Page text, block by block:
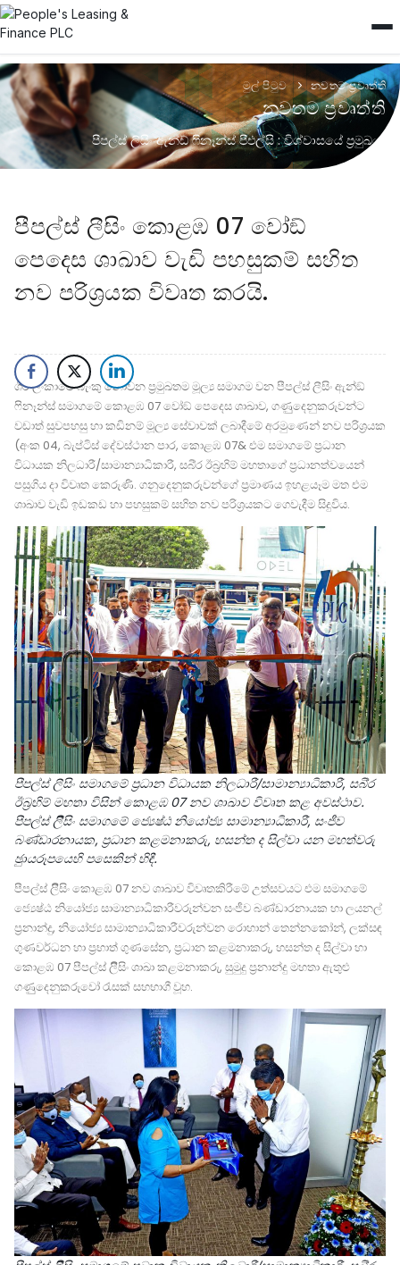
මුල් පිටුව නවතම ප්‍රවෘත්ති
නවතම ප්‍රවෘත්ති
පීපල්ස් ලිසිං ඇන්ඩ් ෆිනෑන්ස් පීඑල්සි : විශ්වාසයේ ප්‍රමුඛයා
පීපල්ස් ලීසිං කොළඹ 07 වෝඞ්
පෙදෙස ශාඛාව වැඩි පහසුකම් සහිත
නව පරිශ‍්‍රයක විවෘත කරයි.
ශී‍්‍ර ලංකාවේ බැංකු නොවන ප‍්‍රමුඛතම මූල්‍ය සමාගම වන පීපල්ස් ලීසිං ඇන්ඞ්
ෆිනෑන්ස් සමාගමේ කොළඹ 07 වෝඞ් පෙදෙස ශාඛාව, ගණුුදෙනුකරුවන්ට
වඩාත් සුවපහසු හා කඩිනම් මූල්‍ය සේවාවක් ලබාදීමේ අරමුණෙන් නව පරිශ‍්‍රයක
(අංක 04, බැප්ටිස් දේවස්ථාන පාර, කොළඹ 07& එම සමාගමේ ප‍්‍රධාන
විධායක නිලධාරී/සාමාන්‍යාධිකාරී, සබි‍්‍ර ඊබ‍්‍රහිම් මහතාගේ ප‍්‍රධානත්වයෙන්
පසුගිය දා විවෘත කෙරුණි. ගනුදෙනුකරුවන්ගේ ප‍්‍රමාණය ඉහළයෑම මත එම
ශාඛාව වැඩි ඉඩකඩ හා පහසුකම් සහිත නව පරිශ‍්‍රයකට ගෙවැදීම සිදුවිය.
පීපල්ස් ලීසිං සමාගමේ ප‍්‍රධාන විධායක නිලධාරී/සාමාන්‍යාධිකාරී, සබි‍්‍ර
ඊබ‍්‍රහිම් මහතා විසින් කොළඹ 07 නව ශාඛාව විවෘත කළ අවස්ථාව.
පීපල්ස් ලීිසිං සමාගමේ ජ්‍යෙෂ්ඨ නියෝජ්‍ය සාමාන්‍යාධිකාරී, සංජීව
බණ්ඩාරනායක, ප‍්‍රධාන කළමනාකරු, හසන්ත ද සිල්වා යන මහත්වරු
ඡුායරූපයෙහි පසෙකින් හිඳී.
පීපල්ස් ලීිසිං කොළඹ 07 නව ශාඛාව විවෘතකිරීමේ උත්සවයට එම සමාගමේ
ජ්‍යෙෂ්ඨ නියෝජ්‍ය සාමාන්‍යාධිකාරීවරුන්වන සංජීව බණ්ඩාරනායක හා ලයනල්
ප‍්‍රනාන්දු, නියෝජ්‍ය සාමාන්‍යාධිකාරීවරුන්වන රොහාන් තෙන්නකෝන්, ලක්සඳ
ගුණවර්ධන හා ප‍්‍රභාත් ගුණසේන, ප‍්‍රධාන කළමනාකරු, හසන්ත ද සිල්වා හා
කොළඹ 07 පීපල්ස් ලීිසිං ශාඛා කළමනාකරු, සුමුදු ප‍්‍රනාන්දු මහතා ඇතුළු
ගණුුදෙනුකරුවෝ රැසක් සහභාගී වූහ.